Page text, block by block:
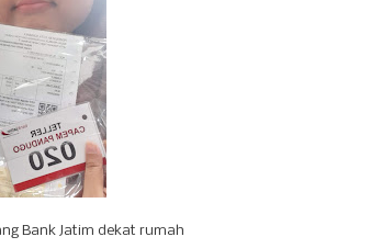
Bank Jatim dekat rumah